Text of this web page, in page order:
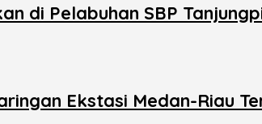
di Pelabuhan SBP
Ekstasi Medan-Riau